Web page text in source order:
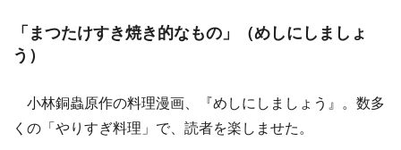
「まつたけすき焼き的なもの」（めしにしましょ
う）
小林銅蟲原作の料理漫画、『めしにしましょう』。数多
くの「やりすぎ料理」で、読者を楽しませた。